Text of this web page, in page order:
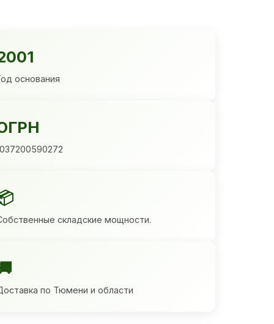
основания
складские мощности.
по Тюмени и области